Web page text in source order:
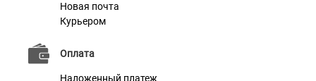
Новая почта
Курьером
Оплата
Наложенный платеж
Характеристики